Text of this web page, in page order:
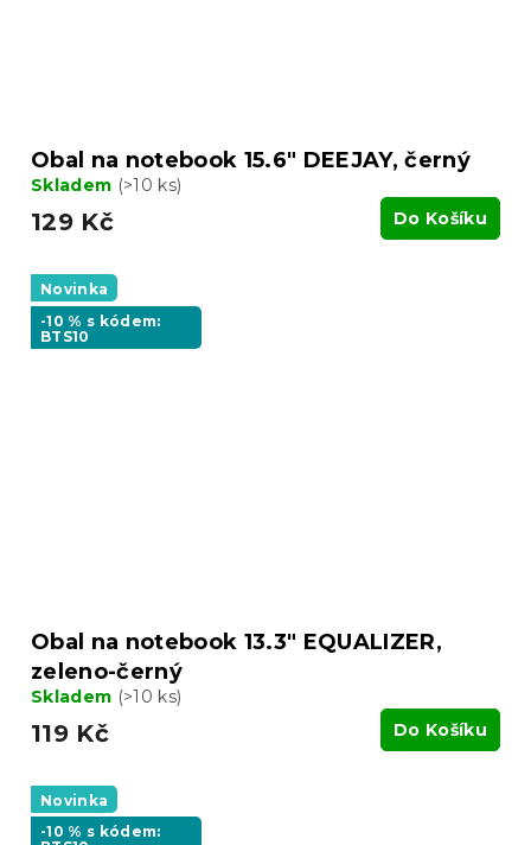
Obal na notebook 15.6" DEEJAY, černý
Skladem (>10 ks)
129 Kč Do Košíku
Novinka
-10 % s kódem:
BTS10
Obal na notebook 13.3" EQUALIZER,
zeleno-černý
Skladem (>10 ks)
119 Kč Do Košíku
Novinka
-10 % s kódem: